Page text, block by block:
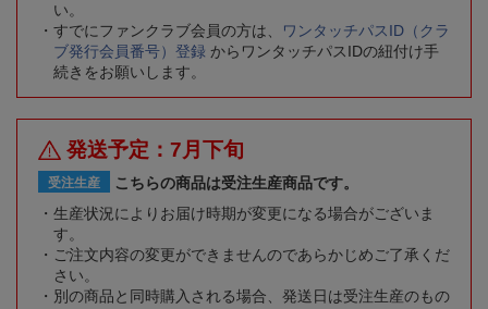
い。
すでにファンクラブ会員の方は、
ワンタッチパスID（クラ
ブ発行会員番号）登録 からワンタッチパスIDの紐付け手
続きをお願いします。
発送予定：7月下旬
受注生産
こちらの商品は受注生産商品です。
生産状況によりお届け時期が変更になる場合がございま
す。
ご注文内容の変更ができませんのであらかじめご了承くだ
さい。
別の商品と同時購入される場合、発送日は受注生産のもの